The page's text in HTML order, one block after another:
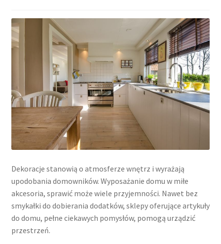
Dekoracje stanowią o atmosferze wnętrz i wyrażają
upodobania domowników. Wyposażanie domu w miłe
akcesoria, sprawić może wiele przyjemności. Nawet bez
smykałki do dobierania dodatków, sklepy oferujące artykuły
do domu, pełne ciekawych pomysłów, pomogą urządzić
przestrzeń.